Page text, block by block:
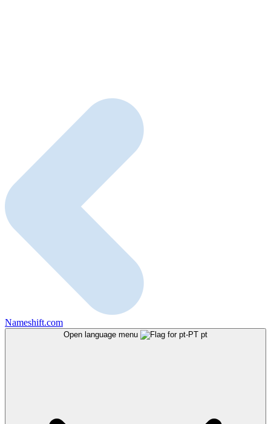
Nameshift.com
Open language menu pt